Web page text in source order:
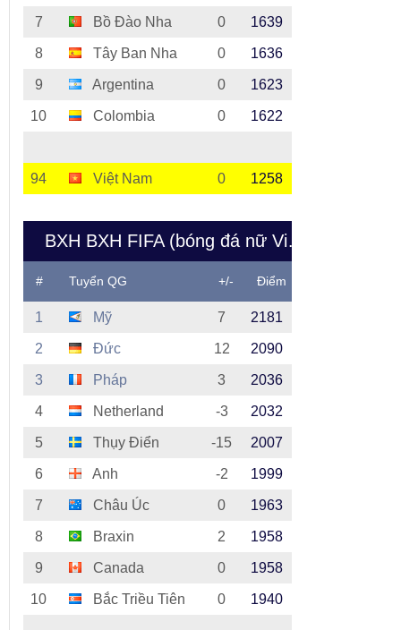
7 Bồ Đào Nha 0 1639
8 Tây Ban Nha 0 1636
9 Argentina 0 1623
10 Colombia 0 1622
94 Việt Nam 0 1258
BXH BXH FIFA (bóng đá nữ Việt Nam)
# Tuyển QG +/- Điểm
1 Mỹ 7 2181
2 Đức 12 2090
3 Pháp 3 2036
4 Netherland -3 2032
5 Thụy Điển -15 2007
6 Anh -2 1999
7 Châu Úc 0 1963
8 Braxin 2 1958
9 Canada 0 1958
10 Bắc Triều Tiên 0 1940